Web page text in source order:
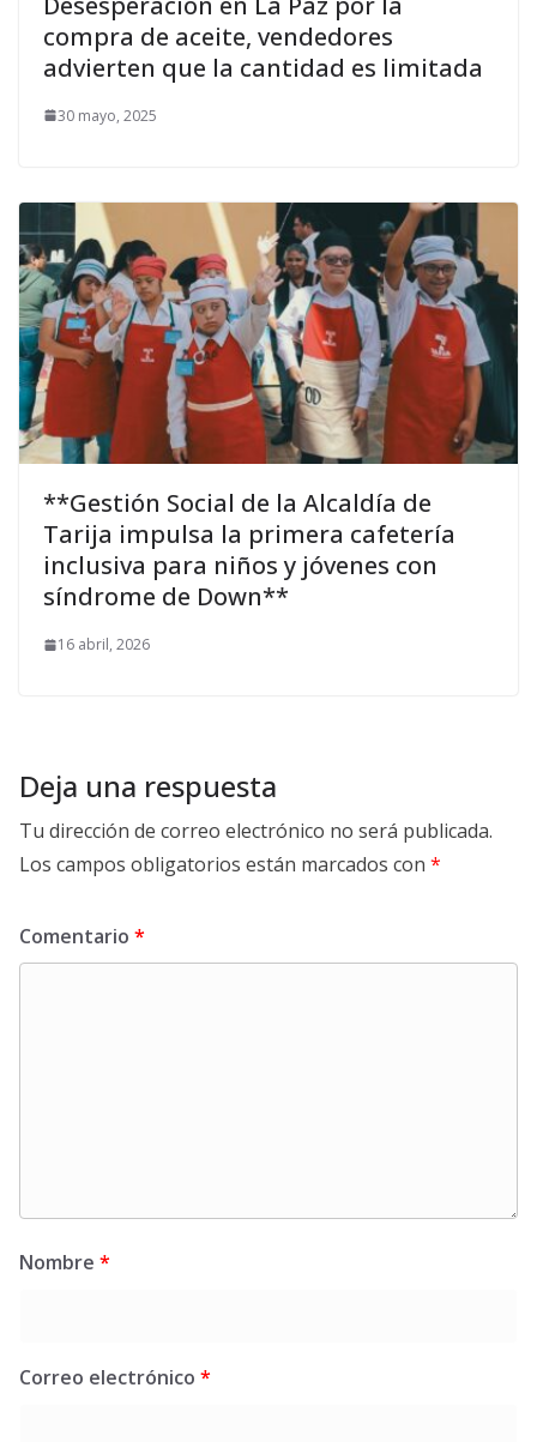
compra de aceite, vendedores
advierten que la cantidad es limitada
30 mayo, 2025
**Gestión Social de la Alcaldía de
Tarija impulsa la primera cafetería
inclusiva para niños y jóvenes con
síndrome de Down**
16 abril, 2026
Deja una respuesta
Tu dirección de correo electrónico no será publicada.
Los campos obligatorios están marcados con *
Comentario *
Nombre *
Correo electrónico *